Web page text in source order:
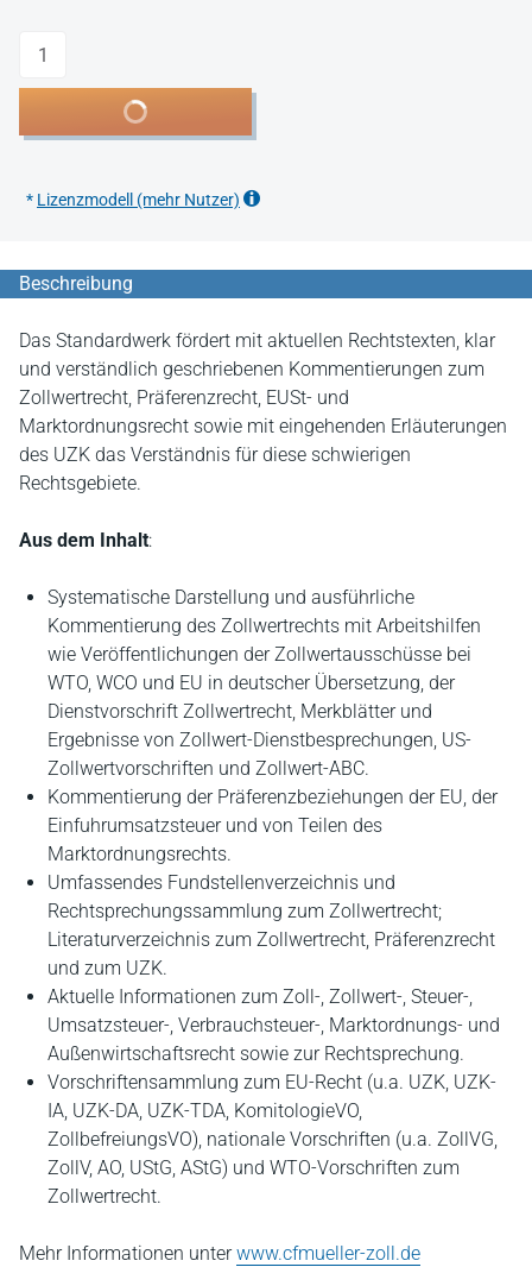
Anzahl
In den Warenkorb
* Lizenzmodell (mehr Nutzer)
Beschreibung
Das Standardwerk fördert mit aktuellen Rechtstexten, klar
und verständlich geschriebenen Kommentierungen zum
Zollwertrecht, Präferenzrecht, EUSt- und
Marktordnungsrecht sowie mit eingehenden Erläuterungen
des UZK das Verständnis für diese schwierigen
Rechtsgebiete.
Aus dem Inhalt:
Systematische Darstellung und ausführliche
Kommentierung des Zollwertrechts mit Arbeitshilfen
wie Veröffentlichungen der Zollwertausschüsse bei
WTO, WCO und EU in deutscher Übersetzung, der
Dienstvorschrift Zollwertrecht, Merkblätter und
Ergebnisse von Zollwert-Dienstbesprechungen, US-
Zollwertvorschriften und Zollwert-ABC.
Kommentierung der Präferenzbeziehungen der EU, der
Einfuhrumsatzsteuer und von Teilen des
Marktordnungsrechts.
Umfassendes Fundstellenverzeichnis und
Rechtsprechungssammlung zum Zollwertrecht;
Literaturverzeichnis zum Zollwertrecht, Präferenzrecht
und zum UZK.
Aktuelle Informationen zum Zoll-, Zollwert-, Steuer-,
Umsatzsteuer-, Verbrauchsteuer-, Marktordnungs- und
Außenwirtschaftsrecht sowie zur Rechtsprechung.
Vorschriftensammlung zum EU-Recht (u.a. UZK, UZK-
IA, UZK-DA, UZK-TDA, KomitologieVO,
ZollbefreiungsVO), nationale Vorschriften (u.a. ZollVG,
ZollV, AO, UStG, AStG) und WTO-Vorschriften zum
Zollwertrecht.
Mehr Informationen unterwww.cfmueller-zoll.de